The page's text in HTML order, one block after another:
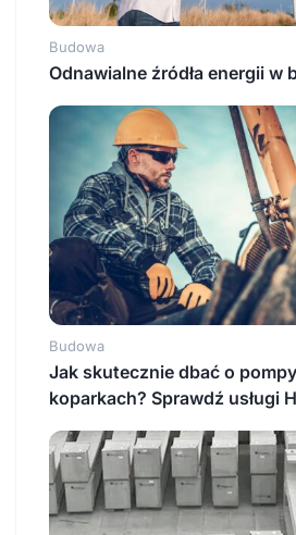
Budowa
Odnawialne źródła energii w
Budowa
Jak skutecznie dbać o
koparkach? Sprawdź usługi